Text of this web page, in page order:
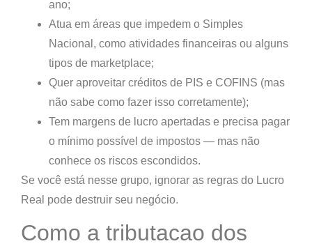
ano;
Atua em áreas que impedem o Simples
Nacional, como atividades financeiras ou alguns
tipos de marketplace;
Quer aproveitar créditos de PIS e COFINS (mas
não sabe como fazer isso corretamente);
Tem margens de lucro apertadas e precisa pagar
o mínimo possível de impostos — mas não
conhece os riscos escondidos.
Se você está nesse grupo, ignorar as regras do Lucro
Real pode destruir seu negócio.
Como a tributacao dos